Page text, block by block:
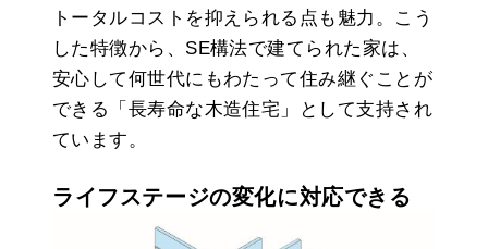
トータルコストを抑えられる点も魅力。こう
した特徴から、SE構法で建てられた家は、
安心して何世代にもわたって住み継ぐことが
できる「長寿命な木造住宅」として支持され
ています。
ライフステージの変化に対応できる